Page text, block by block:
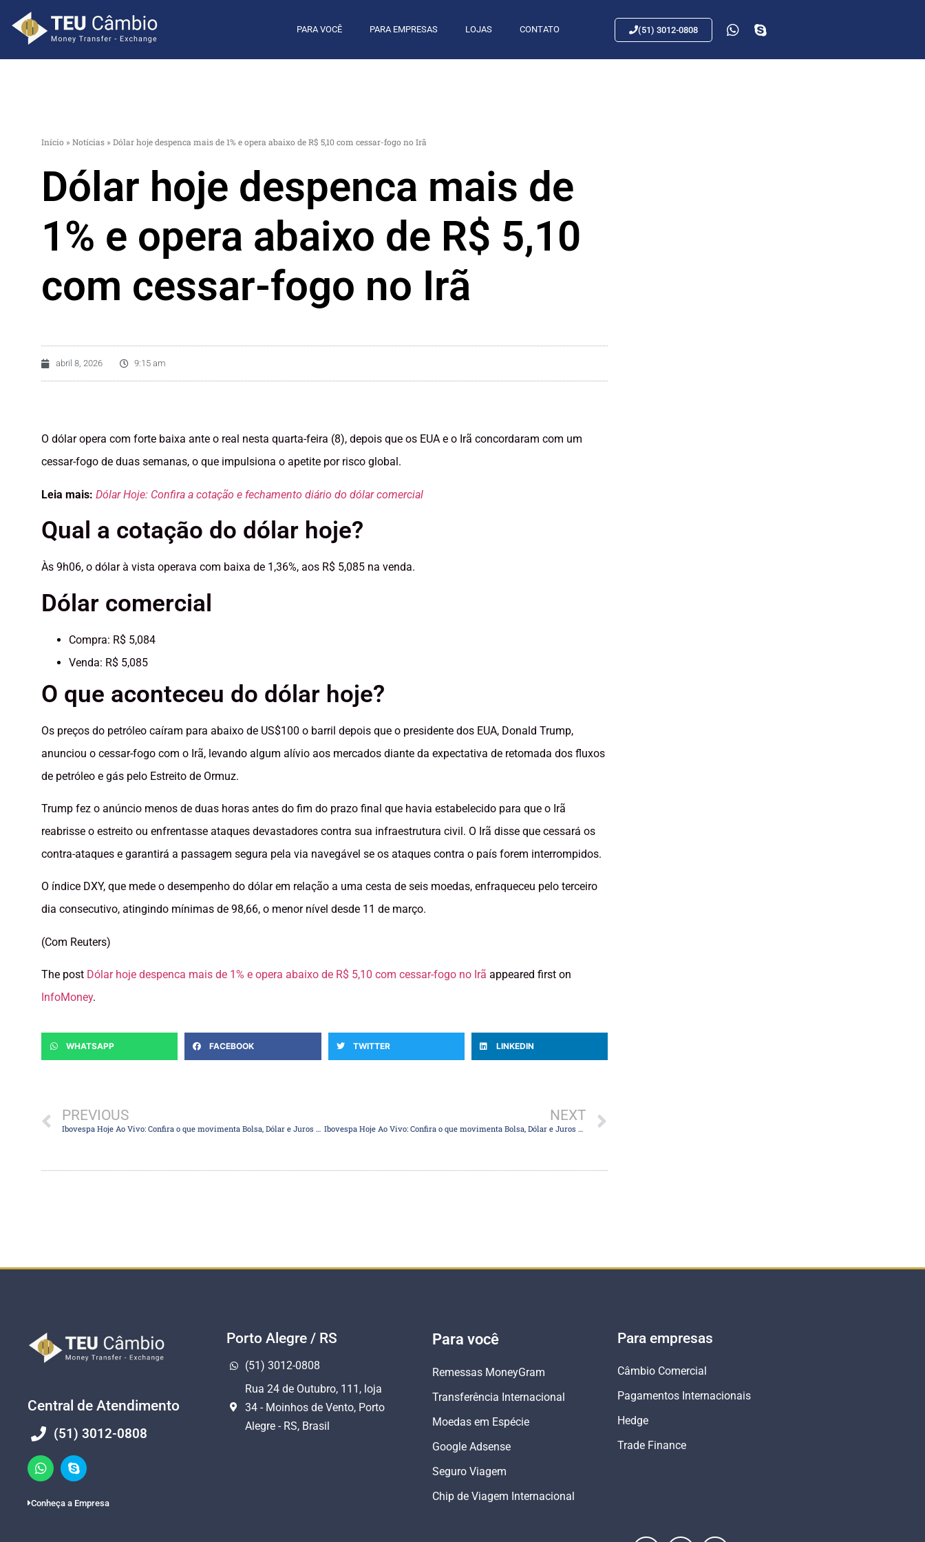
PARA VOCÊ PARA EMPRESAS LOJAS CONTATO (51) 3012-0808
Início » Notícias » Dólar hoje despenca mais de 1% e opera abaixo de R$ 5,10 com cessar-fogo no Irã
Dólar hoje despenca mais de
1% e opera abaixo de R$ 5,10
com cessar-fogo no Irã
abril 8, 2026 9:15 am
O dólar opera com forte baixa ante o real nesta quarta-feira (8), depois que os EUA e o Irã concordaram com um
cessar-fogo de duas semanas, o que impulsiona o apetite por risco global.
Leia mais: Dólar Hoje: Confira a cotação e fechamento diário do dólar comercial
Qual a cotação do dólar hoje?
Às 9h06, o dólar à vista operava com baixa de 1,36%, aos R$ 5,085 na venda.
Dólar comercial
Compra: R$ 5,084
Venda: R$ 5,085
O que aconteceu do dólar hoje?
Os preços do petróleo caíram para abaixo de US$100 o barril depois que o presidente dos EUA, Donald Trump,
anunciou o cessar-fogo com o Irã, levando algum alívio aos mercados diante da expectativa de retomada dos fluxos
de petróleo e gás pelo Estreito de Ormuz.
Trump fez o anúncio menos de duas horas antes do fim do prazo final que havia estabelecido para que o Irã
reabrisse o estreito ou enfrentasse ataques devastadores contra sua infraestrutura civil. O Irã disse que cessará os
contra-ataques e garantirá a passagem segura pela via navegável se os ataques contra o país forem interrompidos.
O índice DXY, que mede o desempenho do dólar em relação a uma cesta de seis moedas, enfraqueceu pelo terceiro
dia consecutivo, atingindo mínimas de 98,66, o menor nível desde 11 de março.
(Com Reuters)
The post Dólar hoje despenca mais de 1% e opera abaixo de R$ 5,10 com cessar-fogo no Irã appeared first on
InfoMoney.
WHATSAPP FACEBOOK TWITTER LINKEDIN
PREVIOUS NEXT
Central de Atendimento
(51) 3012-0808
Conheça a Empresa
Porto Alegre / RS
(51) 3012-0808
Rua 24 de Outubro, 111, loja
34 - Moinhos de Vento, Porto
Alegre - RS, Brasil
Para você
Remessas MoneyGram
Transferência Internacional
Moedas em Espécie
Google Adsense
Seguro Viagem
Chip de Viagem Internacional
Para empresas
Câmbio Comercial
Pagamentos Internacionais
Hedge
Trade Finance